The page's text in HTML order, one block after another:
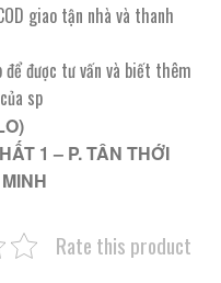
giao tận nhà và thanh
được tư vấn và biết thêm
sp
1 – P. TÂN THỚI
Rate this product